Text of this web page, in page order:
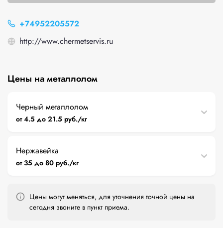
+74952205572
http://www.chermetservis.ru
Цены на металлолом
Черный металлолом
от 4.5 до 21.5 руб./кг
Нержавейка
от 35 до 80 руб./кг
Цены могут меняться, для уточнения точной цены на
сегодня звоните в пункт приема.